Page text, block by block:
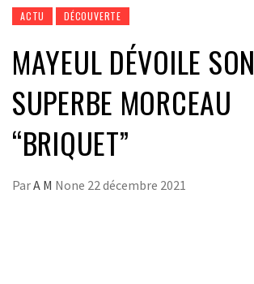
ACTU DÉCOUVERTE
MAYEUL DÉVOILE SON
SUPERBE MORCEAU
“BRIQUET”
ParA M None 22 décembre 2021